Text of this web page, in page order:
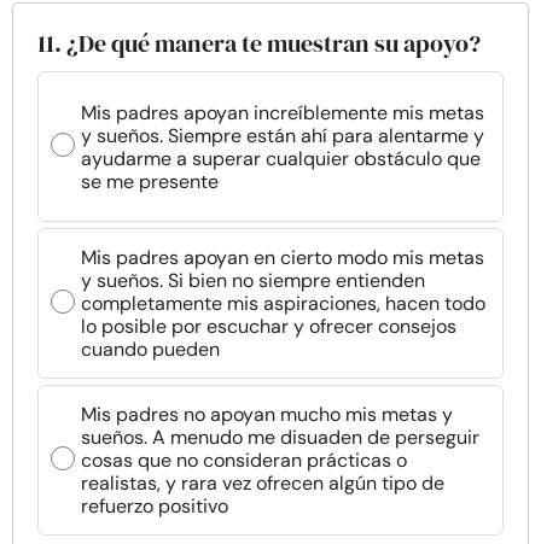
11. ¿De qué manera te muestran su apoyo?
Mis padres apoyan increíblemente mis metas
y sueños. Siempre están ahí para alentarme y
ayudarme a superar cualquier obstáculo que
se me presente
Mis padres apoyan en cierto modo mis metas
y sueños. Si bien no siempre entienden
completamente mis aspiraciones, hacen todo
lo posible por escuchar y ofrecer consejos
cuando pueden
Mis padres no apoyan mucho mis metas y
sueños. A menudo me disuaden de perseguir
cosas que no consideran prácticas o
realistas, y rara vez ofrecen algún tipo de
refuerzo positivo